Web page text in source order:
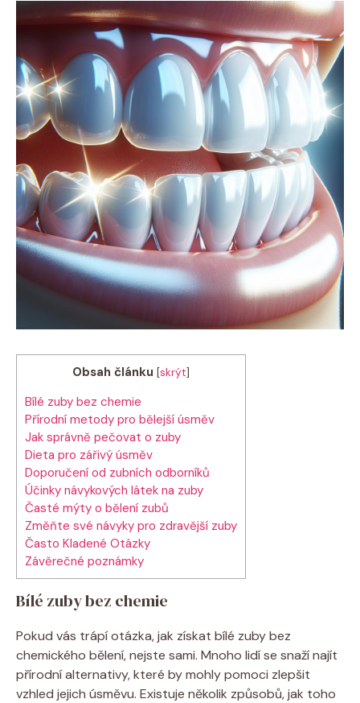
Obsah článku [skrýt]
Bílé zuby bez chemie
Přírodní metody pro bělejší úsměv
Jak správně pečovat o zuby
Dieta pro zářivý úsměv
Doporučení od zubních odborníků
Účinky návykových látek na zuby
Časté mýty o bělení zubů
Změňte své návyky pro zdravější zuby
Často Kladené Otázky
Závěrečné poznámky
Bílé zuby bez chemie
Pokud vás trápí otázka, jak získat bílé zuby bez
chemického bělení, nejste sami. Mnoho lidí se snaží najít
přírodní alternativy, které by mohly pomoci zlepšit
vzhled jejich úsměvu. Existuje několik způsobů, jak toho